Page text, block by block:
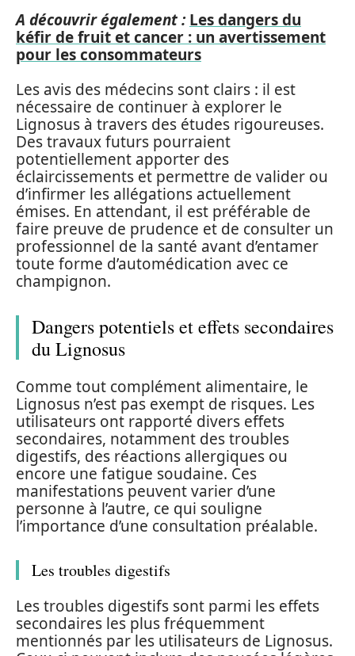
A découvrir également : Les dangers du
kéfir de fruit et cancer : un avertissement
pour les consommateurs
Les avis des médecins sont clairs : il est
nécessaire de continuer à explorer le
Lignosus à travers des études rigoureuses.
Des travaux futurs pourraient
potentiellement apporter des
éclaircissements et permettre de valider ou
d’infirmer les allégations actuellement
émises. En attendant, il est préférable de
faire preuve de prudence et de consulter un
professionnel de la santé avant d’entamer
toute forme d’automédication avec ce
champignon.
Dangers potentiels et effets secondaires
du Lignosus
Comme tout complément alimentaire, le
Lignosus n’est pas exempt de risques. Les
utilisateurs ont rapporté divers effets
secondaires, notamment des troubles
digestifs, des réactions allergiques ou
encore une fatigue soudaine. Ces
manifestations peuvent varier d’une
personne à l’autre, ce qui souligne
l’importance d’une consultation préalable.
Les troubles digestifs
Les troubles digestifs sont parmi les effets
secondaires les plus fréquemment
mentionnés par les utilisateurs de Lignosus.